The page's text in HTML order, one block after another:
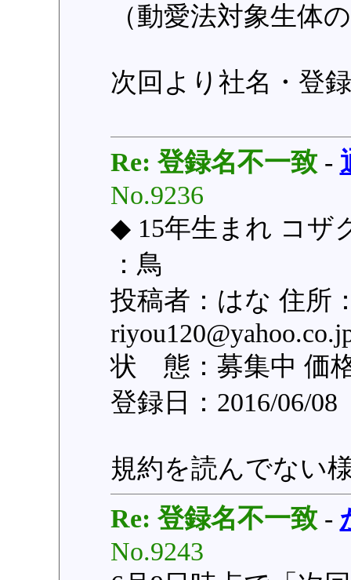
（動愛法対象生体
次回より社名・登
Re: 登録名不一致-
No.9236
◆ 15年生まれ コ
：鳥
投稿者：はな 住所
状 態：募集中 価
登録日：2016/06/
規約を読んでない
Re: 登録名不一致-
No.9243